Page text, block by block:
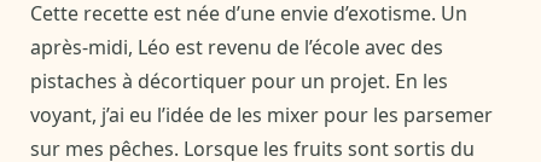
Cette recette est née d’une envie d’exotisme. Un
après-midi, Léo est revenu de l’école avec des
pistaches à décortiquer pour un projet. En les
voyant, j’ai eu l’idée de les mixer pour les parsemer
sur mes pêches. Lorsque les fruits sont sortis du